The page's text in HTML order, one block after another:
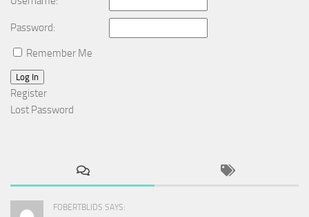
Password:
Remember Me
Log In
Register
Lost Password
FOBERTBLIDS SAYS: